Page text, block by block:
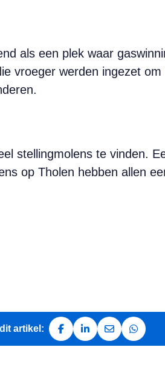
als een plek waar
vroeger werden ingezet
stellingmolens te vinden.
op Tholen hebben allen
artikel:
Deel op Facebook
Deel op LinkedIn
Deel via e-mail
Deel via